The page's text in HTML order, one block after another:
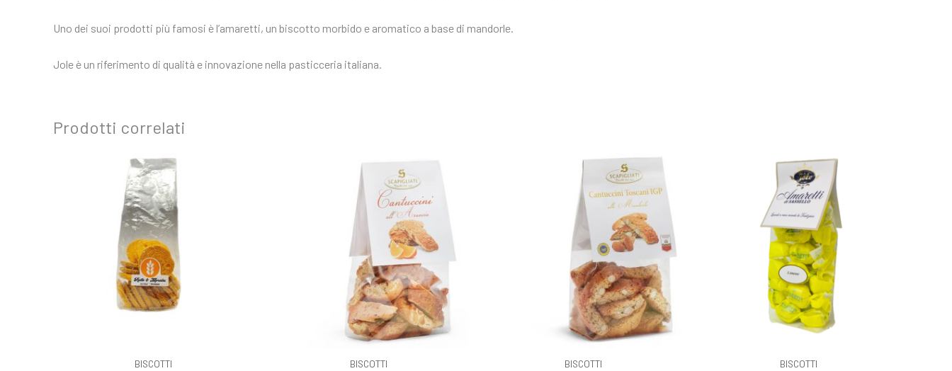
Uno dei suoi prodotti più famosi è l’amaretti, un biscotto morbido e aromatico a base di mandorle.
Jole è un riferimento di qualità e innovazione nella pasticceria italiana.
Prodotti correlati
BISCOTTI BISCOTTI BISCOTTI BISCOTTI